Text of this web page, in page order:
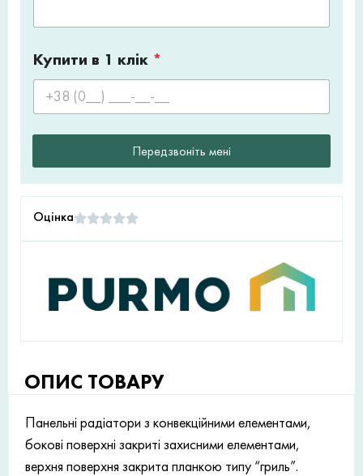
Купити в 1 клік *
Передзвоніть мені
Оцінка
ОПИС ТОВАРУ
Панельні радіатори з конвекційними елементами,
бокові поверхні закриті захисними елементами,
верхня поверхня закрита планкою типу “гриль”.